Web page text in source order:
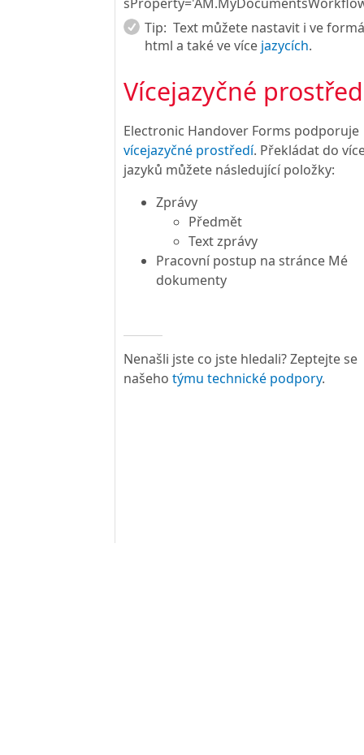
Tip: Text můžete nastavit i ve
html a také ve více jazycích.
Vícejazyčné
Electronic Handover Forms podporuje
vícejazyčné prostředí. Překládat do
jazyků můžete následující položky:
Zprávy
Předmět
Text zprávy
Pracovní postup na stránce Mé
dokumenty
Nenašli jste co jste hledali? Zeptejte se
našeho týmu technické podpory.